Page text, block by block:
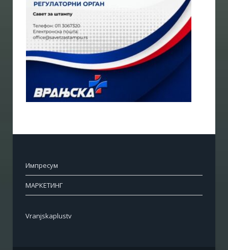
Импресум
МАРКЕТИНГ
Vranjskaplustv